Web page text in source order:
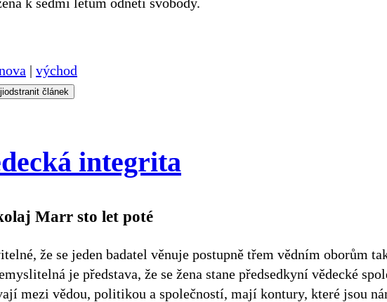
| východ
odstranit článek
integrita
Marr sto let poté
že se jeden badatel věnuje postupně třem vědním
je představa, že se žena stane předsedkyní vědecké
mezi vědou, politikou a společností, mají kontury, které jsou